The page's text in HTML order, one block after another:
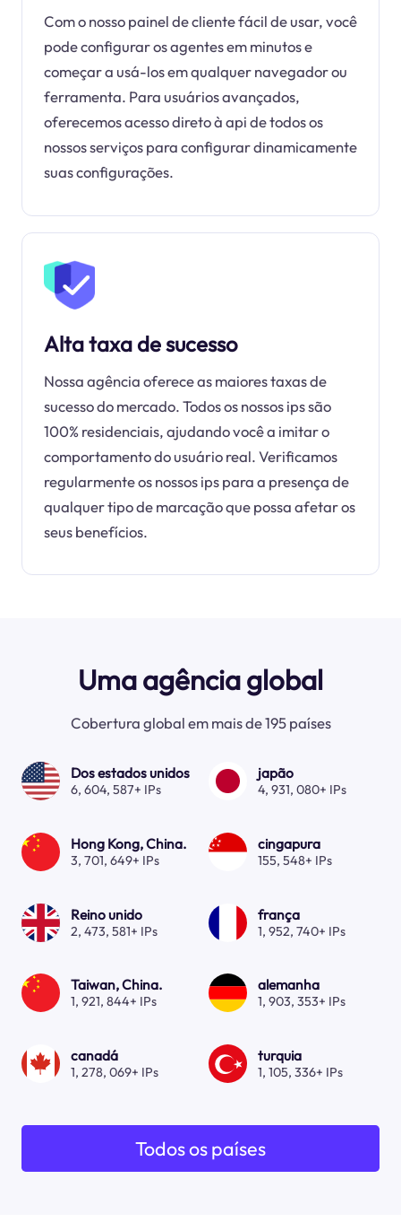
Com o nosso painel de cliente fácil de usar, você
pode configurar os agentes em minutos e
começar a usá-los em qualquer navegador ou
ferramenta. Para usuários avançados,
oferecemos acesso direto à api de todos os
nossos serviços para configurar dinamicamente
suas configurações.
Alta taxa de sucesso
Nossa agência oferece as maiores taxas de
sucesso do mercado. Todos os nossos ips são
100% residenciais, ajudando você a imitar o
comportamento do usuário real. Verificamos
regularmente os nossos ips para a presença de
qualquer tipo de marcação que possa afetar os
seus benefícios.
Uma agência global
Cobertura global em mais de 195 países
Dos estados unidos
6, 604, 587+ IPs
japão
4, 931, 080+ IPs
Hong Kong, China.
3, 701, 649+ IPs
cingapura
155, 548+ IPs
Reino unido
2, 473, 581+ IPs
frança
1, 952, 740+ IPs
Taiwan, China.
1, 921, 844+ IPs
alemanha
1, 903, 353+ IPs
canadá
1, 278, 069+ IPs
turquia
1, 105, 336+ IPs
Todos os países